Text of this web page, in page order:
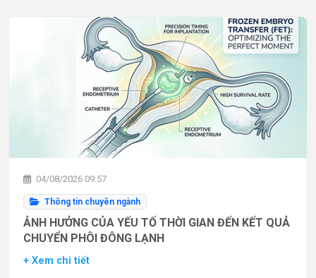
04/08/2026 09:57
Thông tin chuyên ngành
ẢNH HƯỞNG CỦA YẾU TỐ THỜI GIAN ĐẾN KẾT QUẢ
CHUYỂN PHÔI ĐÔNG LẠNH
+ Xem chi tiết